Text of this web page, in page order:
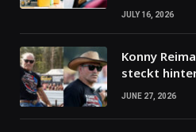
JULY 16, 2026
Konny
steckt
JUNE 27, 2026